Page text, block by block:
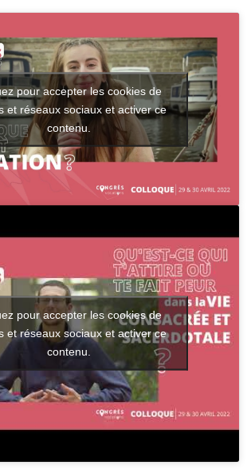
pour accepter les cookies de
et réseaux sociaux et activer ce
contenu.
pour accepter les cookies de
et réseaux sociaux et activer ce
contenu.